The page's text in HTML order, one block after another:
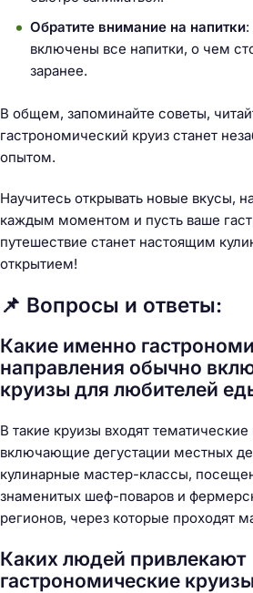
Обратите внимание на напитки
включены все напитки, о чем
заранее.
В общем, запоминайте советы,
гастрономический круиз станет
опытом.
Научитесь открывать новые вкусы,
каждым моментом и пусть ваше
путешествие станет настоящим
открытием!
📌 Вопросы и ответы:
Какие именно
направления обычно
круизы для любителей
В такие круизы входят
включающие дегустации местных
кулинарные мастер-классы,
знаменитых шеф-поваров и
регионов, через которые проходят
Каких людей привлекают
гастрономические